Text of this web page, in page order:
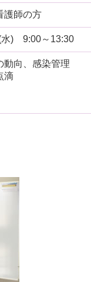
護師の方
水) 9:00～13:30
動向、感染管理
滴